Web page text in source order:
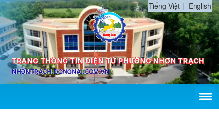
Tiếng Việt English